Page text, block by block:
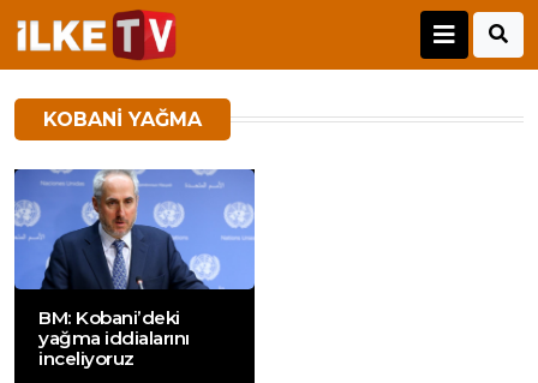
KOBANI YAĞMA
BM: Kobani’deki
yağma iddialarını
inceliyoruz